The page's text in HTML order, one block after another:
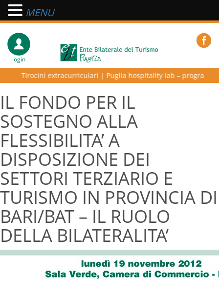
login
Tirocini extracurriculari|Puglia hospitality lab – programma di
IL FONDO PER IL
SOSTEGNO ALLA
FLESSIBILITA’ A
DISPOSIZIONE DEI
SETTORI TERZIARIO E
TURISMO IN PROVINCIA DI
BARI/BAT – IL RUOLO
DELLA BILATERALITA’
MENU